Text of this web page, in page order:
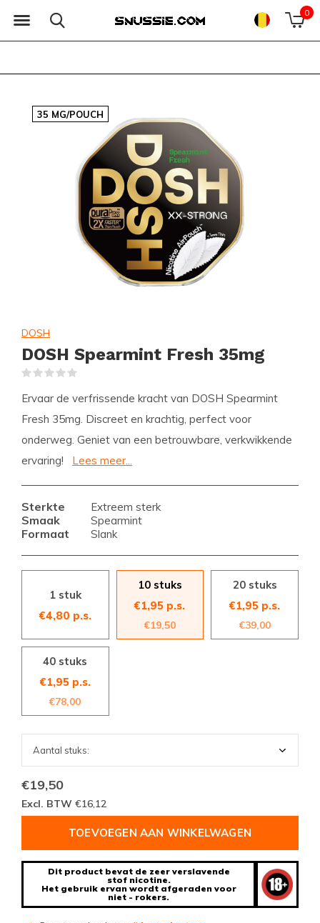
0
35 MG/POUCH
DOSH
DOSH Spearmint Fresh 35mg
Ervaar de verfrissende kracht van DOSH Spearmint
Fresh 35mg. Discreet en krachtig, perfect voor
onderweg. Geniet van een betrouwbare, verkwikkende
ervaring!
Lees meer...
Sterkte Extreem sterk
Smaak Spearmint
Formaat Slank
1 stuk
€4,80 p.s.
10 stuks
€1,95 p.s.
€19,50
20 stuks
€1,95 p.s.
€39,00
40 stuks
€1,95 p.s.
€78,00
€19,50
Excl. BTW €16,12
TOEVOEGEN AAN WINKELWAGEN
Dit product bevat de zeer verslavende
stof nicotine.
Het gebruik ervan wordt afgeraden voor
niet - rokers.